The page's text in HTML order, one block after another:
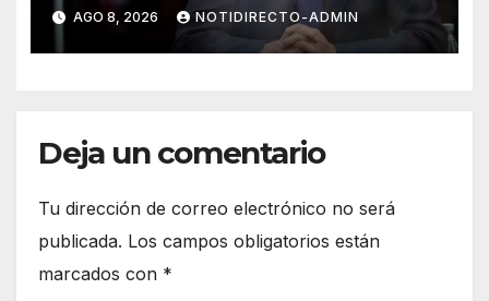
huesos, revela su hijo
AGO 8, 2026 NOTIDIRECTO-ADMIN
Deja un comentario
Tu dirección de correo electrónico no será
publicada. Los campos obligatorios están
marcados con *